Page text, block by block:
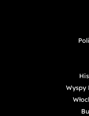
Wyspy